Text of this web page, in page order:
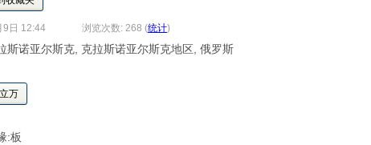
9日 12:44 浏览次数: 268 (统计)
斯诺亚尔斯克, 克拉斯诺亚尔斯克地区, 俄罗斯
万
:板